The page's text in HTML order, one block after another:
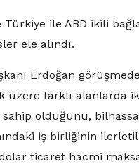
Türkiye ile ABD ikili
ele alındı.
Erdoğan
üzere farklı alanlarda
sahip olduğunu,
iş birliğinin
ticaret hacmi